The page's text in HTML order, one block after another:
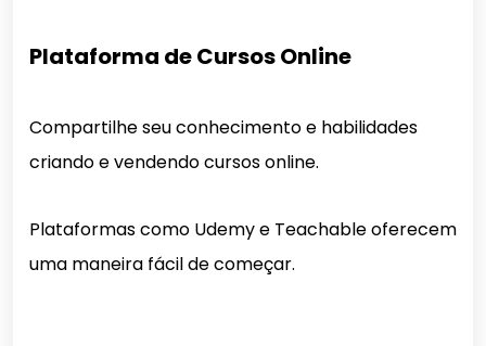
Plataforma de Cursos Online
Compartilhe seu conhecimento e habilidades
criando e vendendo cursos online.
Plataformas como Udemy e Teachable oferecem
uma maneira fácil de começar.